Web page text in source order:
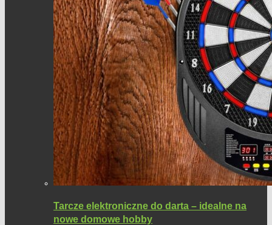
Tarcze elektroniczne do darta – idealne na
nowe domowe hobby